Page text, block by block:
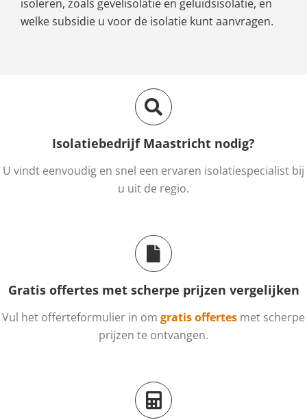
isoleren, zoals gevelisolatie en geluidsisolatie, en
welke subsidie u voor de isolatie kunt aanvragen.
Isolatiebedrijf Maastricht nodig?
U vindt eenvoudig en snel een ervaren isolatiespecialist bij
u uit de regio.
Gratis offertes met scherpe prijzen vergelijken
Vul het offerteformulier in om gratis offertes met scherpe
prijzen te ontvangen.